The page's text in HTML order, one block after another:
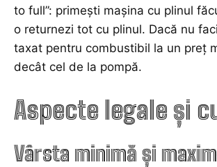
to full”: primești mașina cu plinul
o returnezi tot cu plinul. Dacă nu
taxat pentru combustibil la un preț
decât cel de la pompă.
Aspecte legale și
Vârsta minimă și